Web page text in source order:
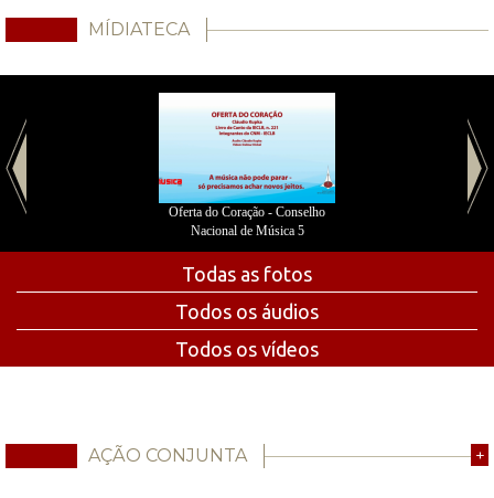
MÍDIATECA
Oferta do Coração - Conselho
Nacional de Música 5
Todas as fotos
Todos os áudios
Todos os vídeos
AÇÃO CONJUNTA +